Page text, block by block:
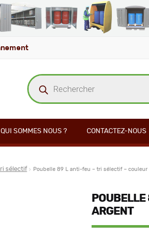
Recherche
de
produits
QUI SOMMES NOUS ? CONTACTEZ-NOUS
sélectif Poubelle 89 L anti-feu – tri sélectif –
ARGENT